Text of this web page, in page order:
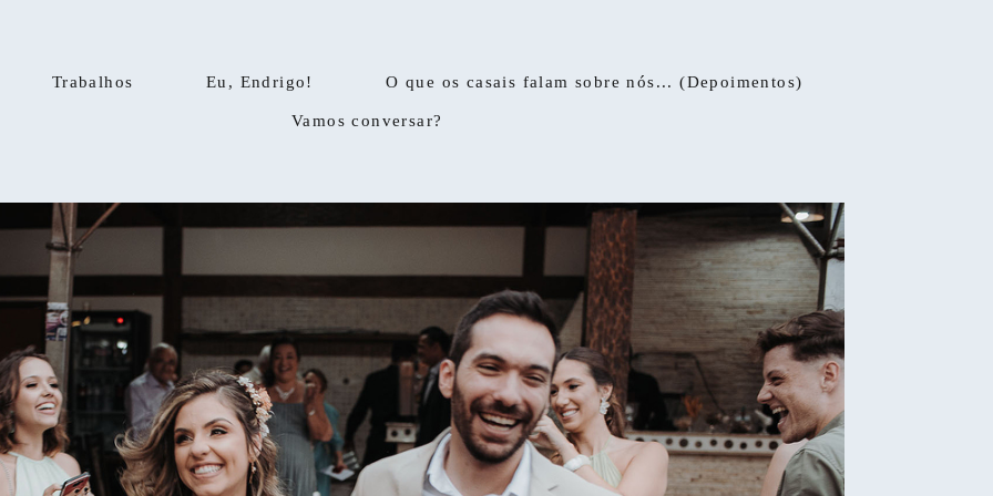
Trabalhos Eu, Endrigo! O que os casais falam sobre nós... (Depoimentos)
Vamos conversar?